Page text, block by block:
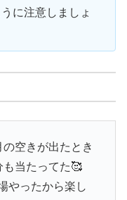
に注意しましょ
空きが出たとき
当たってた🥰
やったから楽し